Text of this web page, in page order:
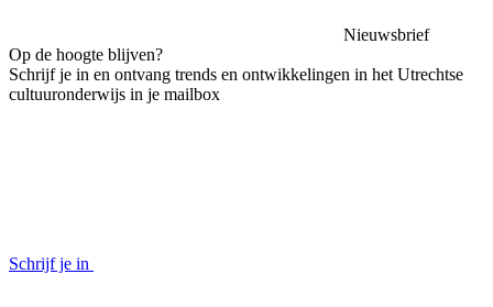
Nieuwsbrief
Op de hoogte blijven?
Schrijf je in en ontvang trends en ontwikkelingen in het Utrechtse
cultuuronderwijs in je mailbox
Schrijf je in